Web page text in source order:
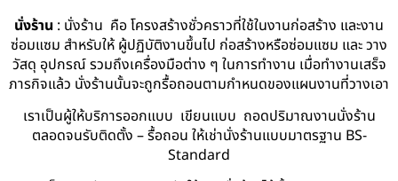
นั่งร้าน : นั่งร้าน คือ โครงสร้างชั่วคราวที่ใช้ในงานก่อสร้าง และงาน
ซ่อมแซม สำหรับให้ ผู้ปฏิบัติงานขึ้นไป ก่อสร้างหรือซ่อมแซม และ วาง
วัสดุ อุปกรณ์ รวมถึงเครื่องมือต่าง ๆ ในการทำงาน เมื่อทำงานเสร็จ
ภารกิจแล้ว นั่งร้านนั้นจะถูกรื้อถอนตามกำหนดของแผนงานที่วางเอา
เราเป็นผู้ให้บริการออกแบบ เขียนแบบ ถอดปริมาณงานนั่งร้าน
ตลอดจนรับติดตั้ง – รื้อถอน ให้เช่านั่งร้านแบบมาตรฐาน BS-
Standard